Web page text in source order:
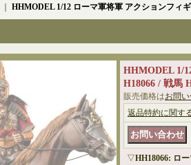
HHMODEL 1/12 ローマ軍将軍 アクションフィ
HHMODEL 1/
H18066 / 戦馬
販売価格はお問
返品特約に関す
▽HH18066: ロ